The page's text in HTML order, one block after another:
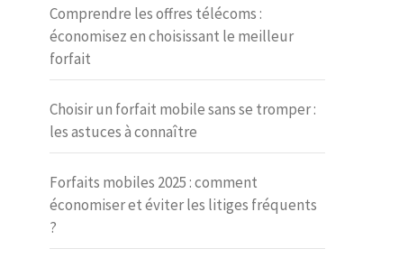
Comprendre les offres télécoms :
économisez en choisissant le meilleur
forfait
Choisir un forfait mobile sans se tromper :
les astuces à connaître
Forfaits mobiles 2025 : comment
économiser et éviter les litiges fréquents
?